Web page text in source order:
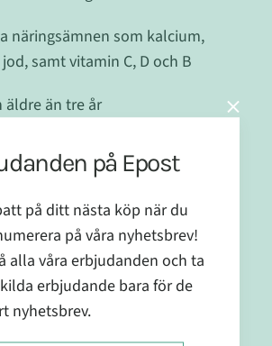
näringsämnen som kalcium,
samt vitamin C, D och B
äldre än tre år
eller färgämnen
som barn älskar
komplettera barnens kost
bidrar till normal tillväxt och
på Epost
på ditt nästa köp när du
på våra nyhetsbrev!
alla våra erbjudanden och ta
erbjudande bara för de
nyhetsbrev.